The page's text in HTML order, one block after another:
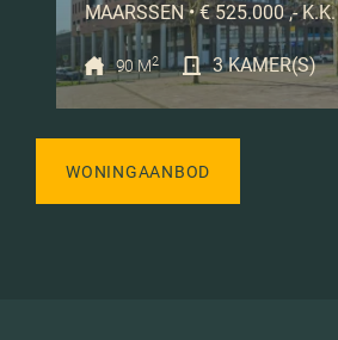
MAARSSEN • € 525.000 ,- K.K.
90 M2 3 KAMER(S)
WONINGAANBOD